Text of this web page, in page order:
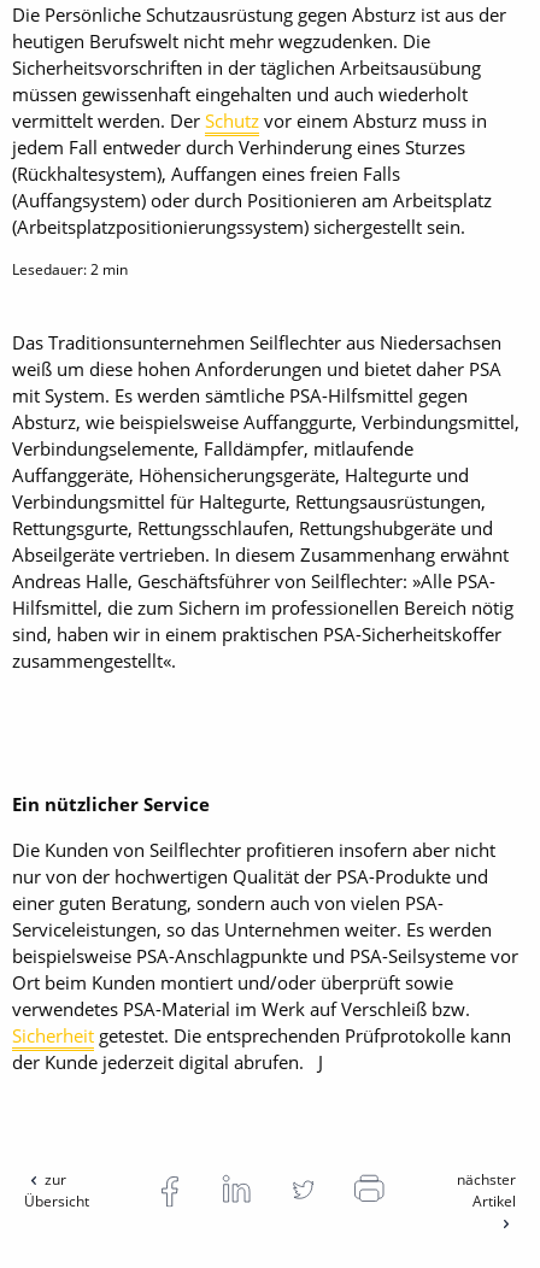
Die Persönliche Schutzausrüstung gegen Absturz ist aus der
heutigen Berufswelt nicht mehr wegzudenken. Die
Sicherheitsvorschriften in der täglichen Arbeitsausübung
müssen gewissenhaft eingehalten und auch wiederholt
vermittelt werden. Der Schutz vor einem Absturz muss in
jedem Fall entweder durch Verhinderung eines Sturzes
(Rückhaltesystem), Auffangen eines freien Falls
(Auffangsystem) oder durch Positionieren am Arbeitsplatz
(Arbeitsplatzpositionierungssystem) sichergestellt sein.
Lesedauer:2 min
Das Traditionsunternehmen Seilflechter aus Niedersachsen
weiß um diese hohen Anforderungen und bietet daher PSA
mit System. Es werden sämtliche PSA-Hilfsmittel gegen
Absturz, wie beispielsweise Auffanggurte, Verbindungsmittel,
Verbindungselemente, Falldämpfer, mitlaufende
Auffanggeräte, Höhensicherungsgeräte, Haltegurte und
Verbindungsmittel für Haltegurte, Rettungsausrüstungen,
Rettungsgurte, Rettungsschlaufen, Rettungshubgeräte und
Abseilgeräte vertrieben. In diesem Zusammenhang erwähnt
Andreas Halle, Geschäftsführer von Seilflechter: »Alle PSA-
Hilfsmittel, die zum Sichern im professionellen Bereich nötig
sind, haben wir in einem praktischen PSA-Sicherheitskoffer
zusammengestellt«.
Ein nützlicher Service
Die Kunden von Seilflechter profitieren insofern aber nicht
nur von der hochwertigen Qualität der PSA-Produkte und
einer guten Beratung, sondern auch von vielen PSA-
Serviceleistungen, so das Unternehmen weiter. Es werden
beispielsweise PSA-Anschlagpunkte und PSA-Seilsysteme vor
Ort beim Kunden montiert und/oder überprüft sowie
verwendetes PSA-Material im Werk auf Verschleiß bzw.
Sicherheit getestet. Die entsprechenden Prüfprotokolle kann
der Kunde jederzeit digital abrufen. J
zur
Übersicht
nächster
Artikel